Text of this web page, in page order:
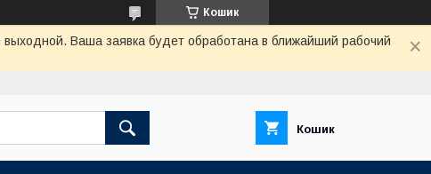
Кошик
Ваша заявка будет обработана в ближайший рабочий
Кошик